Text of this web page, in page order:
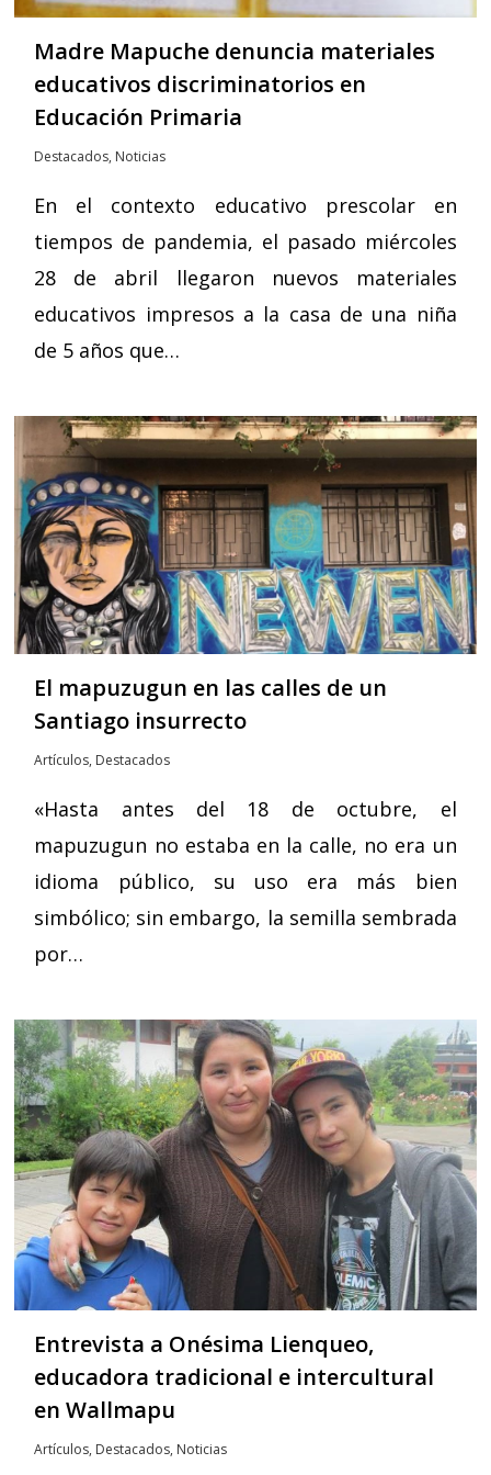
Madre Mapuche denuncia materiales
educativos discriminatorios en
Educación Primaria
Destacados, Noticias
En el contexto educativo prescolar en
tiempos de pandemia, el pasado miércoles
28 de abril llegaron nuevos materiales
educativos impresos a la casa de una niña
de 5 años que…
El mapuzugun en las calles de un
Santiago insurrecto
Artículos, Destacados
«Hasta antes del 18 de octubre, el
mapuzugun no estaba en la calle, no era un
idioma público, su uso era más bien
simbólico; sin embargo, la semilla sembrada
por…
Entrevista a Onésima Lienqueo,
educadora tradicional e intercultural
en Wallmapu
Artículos, Destacados, Noticias